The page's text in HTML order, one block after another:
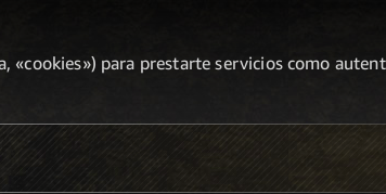
para prestarte servicios como